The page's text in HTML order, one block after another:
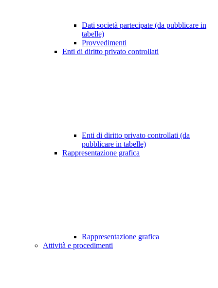
Dati società partecipate (da pubblicare in
tabelle)
Provvedimenti
Enti di diritto privato controllati
Enti di diritto privato controllati (da
pubblicare in tabelle)
Rappresentazione grafica
Rappresentazione grafica
Attività e procedimenti